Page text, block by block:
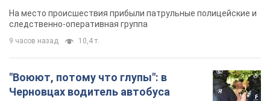
протокол. Видео
На место происшествия прибыли патрульные полицейские и
следственно-оперативная группа
9 часов назад 10,4 т.
"Воюют, потому что глупы": в
Черновцах водитель автобуса